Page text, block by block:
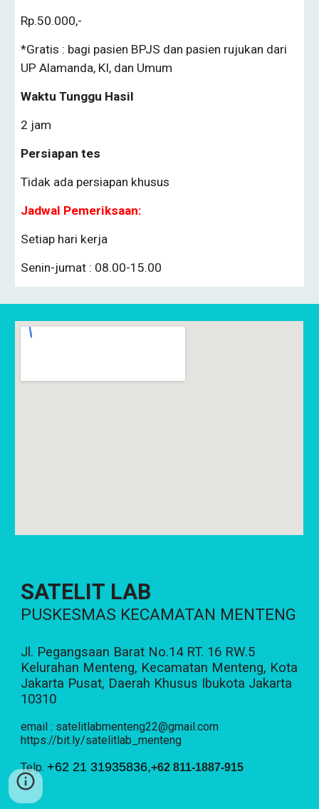
Rp.50.000,-
*Gratis : bagi pasien BPJS dan pasien rujukan dari
UP Alamanda, KI, dan Umum
Waktu Tunggu Hasil
2 jam
Persiapan tes
Tidak ada persiapan khusus
Jadwal Pemeriksaan:
Setiap hari kerja
Senin-jumat : 08.00-15.00
SATELIT LAB
PUSKESMAS KECAMATAN MENTENG
Jl. Pegangsaan Barat No.14 RT. 16 RW.5
Kelurahan Menteng, Kecamatan Menteng, Kota
Jakarta Pusat, Daerah Khusus Ibukota Jakarta
10310
email : satelitlabmenteng22@gmail.com
https://bit.ly/satelitlab_menteng
Telp.+62 21 31935836,+62 811-1887-915